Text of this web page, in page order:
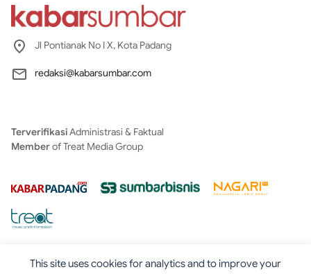
This site uses cookies for analytics and to improve your
Jl Pontianak No I X, Kota Padang
redaksi@kabarsumbar.com
TerverifikasiAdministrasi & Faktual
Memberof Treat Media Group